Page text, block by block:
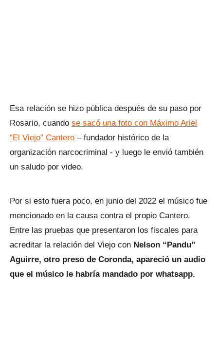
Esa relación se hizo pública después de su paso por
Rosario, cuando se sacó una foto con Máximo Ariel
“El Viejo” Cantero – fundador histórico de la
organización narcocriminal - y luego le envió también
un saludo por video.
Por si esto fuera poco, en junio del 2022 el músico fue
mencionado en la causa contra el propio Cantero.
Entre las pruebas que presentaron los fiscales para
acreditar la relación del Viejo con Nelson “Pandu”
Aguirre, otro preso de Coronda, apareció un audio
que el músico le habría mandado por whatsapp.